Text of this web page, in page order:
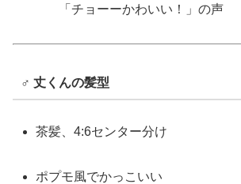
「チョーーかわいい！」の声
‍♂️ 丈くんの髪型
茶髪、4:6センター分け
ポプモ風でかっこいい